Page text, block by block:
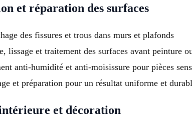
et réparation des surfaces
des fissures et trous dans murs et plafonds
lissage et traitement des surfaces avant peinture
anti-humidité et anti-moisissure pour pièces
et préparation pour un résultat uniforme et
et décoration